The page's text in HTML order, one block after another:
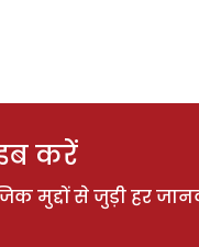
करें
मुद्दों से जुड़ी हर